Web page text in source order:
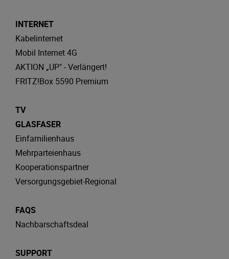
INTERNET
Kabelinternet
Mobil Internet 4G
AKTION „UP" - Verlängert!
FRITZ!Box 5590 Premium
TV
GLASFASER
Einfamilienhaus
Mehrparteienhaus
Kooperationspartner
Versorgungsgebiet-Regional
FAQS
Nachbarschaftsdeal
SUPPORT